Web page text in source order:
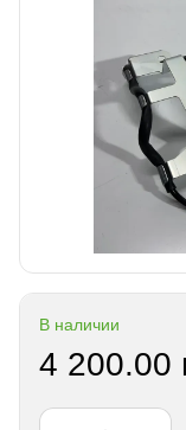
В наличии
4 200.00